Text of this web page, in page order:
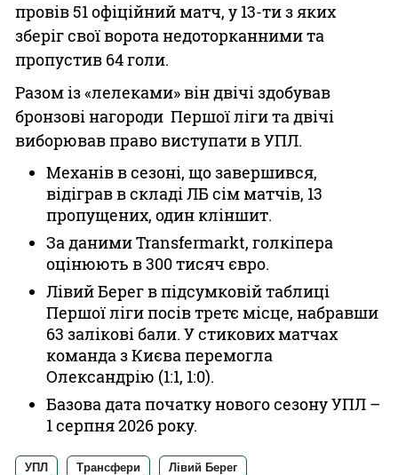
провів 51 офіційний матч, у 13-ти з яких
зберіг свої ворота недоторканними та
пропустив 64 голи.
Разом із «лелеками» він двічі здобував
бронзові нагороди Першої ліги та двічі
виборював право виступати в УПЛ.
Механів в сезоні, що завершився,
відіграв в складі ЛБ сім матчів, 13
пропущених, один кліншит.
За даними Transfermarkt, голкіпера
оцінюють в 300 тисяч євро.
Лівий Берег в підсумковій таблиці
Першої ліги посів третє місце, набравши
63 залікові бали. У стикових матчах
команда з Києва перемогла
Олександрію (1:1, 1:0).
Базова дата початку нового сезону УПЛ –
1 серпня 2026 року.
УПЛ Трансфери Лівий Берег